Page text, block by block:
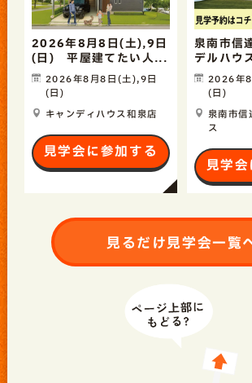
2026年8月8日(土),9日
(日) 平屋建てたい人...
2026年8月8日(土),9日
(日)
キャンディハウス和泉店
見学会に参加する
泉南市信
デルハウ
2026年
(日)
泉南市信
ス
見学
見るだけ見学会一覧